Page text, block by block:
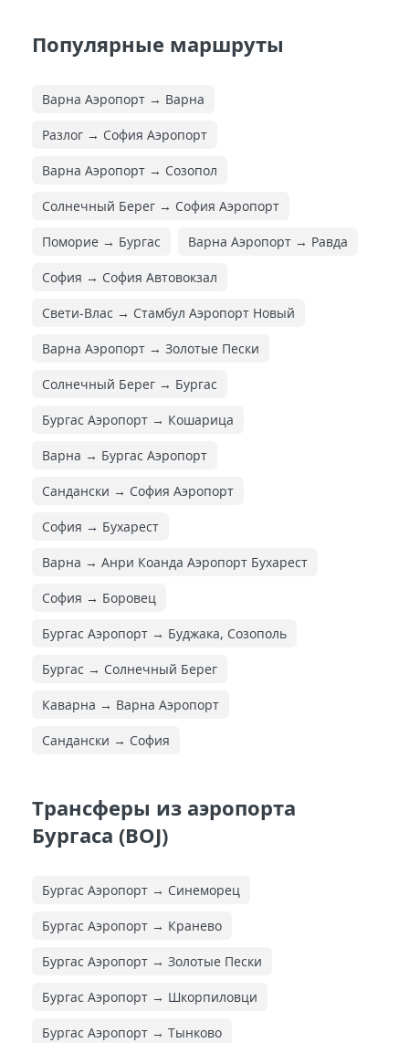
Популярные маршруты
Варна Аэропорт → Варна
Разлог → София Аэропорт
Варна Аэропорт → Созопол
Солнечный Берег → София Аэропорт
Поморие → Бургас Варна Аэропорт → Равда
София → София Автовокзал
Свети-Влас → Стамбул Аэропорт Новый
Варна Аэропорт → Золотые Пески
Солнечный Берег → Бургас
Бургас Аэропорт → Кошарица
Варна → Бургас Аэропорт
Сандански → София Аэропорт
София → Бухарест
Варна → Анри Коанда Аэропорт Бухарест
София → Боровец
Бургас Аэропорт → Буджака, Созополь
Бургас → Солнечный Берег
Каварна → Варна Аэропорт
Сандански → София
Трансферы из аэропорта
Бургаса (BOJ)
Бургас Аэропорт → Синеморец
Бургас Аэропорт → Кранево
Бургас Аэропорт → Золотые Пески
Бургас Аэропорт → Шкорпиловци
Бургас Аэропорт → Тынково